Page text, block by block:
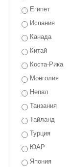
Египет
Испания
Канада
Китай
Коста-Рика
Монголия
Непал
Танзания
Тайланд
Турция
ЮАР
Япония